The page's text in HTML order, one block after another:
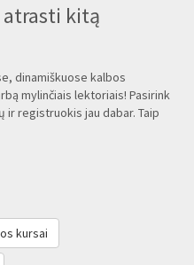
kitą
dinamiškuose kalbos
mylinčiais lektoriais! Pasirink
ir registruokis jau dabar. Taip
kursai